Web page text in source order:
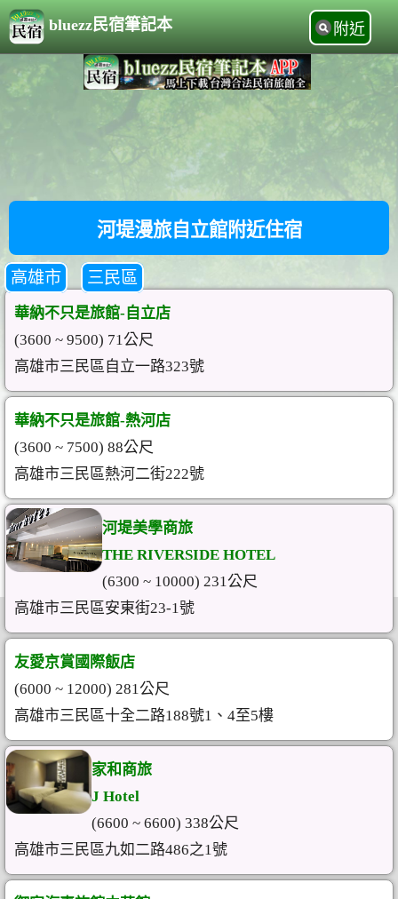
bluezz民宿筆記本 附近
河堤漫旅自立館附近住宿
高雄市 三民區
華納不只是旅館-自立店
(3600 ~ 9500) 71公尺
高雄市三民區自立一路323號
華納不只是旅館-熱河店
(3600 ~ 7500) 88公尺
高雄市三民區熱河二街222號
河堤美學商旅
THE RIVERSIDE HOTEL
(6300 ~ 10000) 231公尺
高雄市三民區安東街23-1號
友愛京賞國際飯店
(6000 ~ 12000) 281公尺
高雄市三民區十全二路188號1、4至5樓
家和商旅
J Hotel
(6600 ~ 6600) 338公尺
高雄市三民區九如二路486之1號